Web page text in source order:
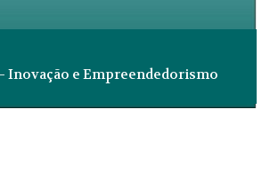
Inovação e Empreendedorismo